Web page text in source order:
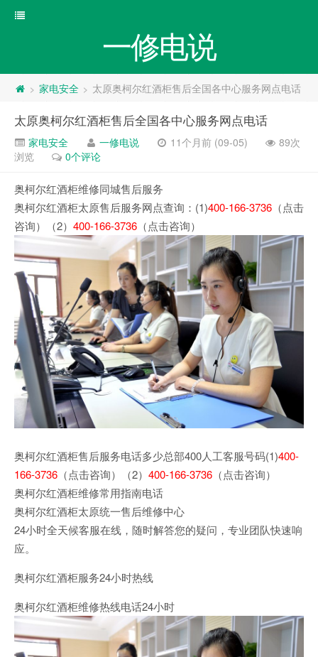
一修电说
> 家电安全 > 太原奥柯尔红酒柜售后全国各中心服务网点电话
太原奥柯尔红酒柜售后全国各中心服务网点电话
家电安全 一修电说 11个月前 (09-05)
89次
浏览
0个评论
奥柯尔红酒柜维修同城售后服务
奥柯尔红酒柜太原售后服务网点查询：(1)400-166-3736 （点击
咨询）（2） 400-166-3736 （点击咨询）
奥柯尔红酒柜售后服务电话多少总部400人工客服号码(1)400-
166-3736 （点击咨询）（2） 400-166-3736 （点击咨询）
奥柯尔红酒柜维修常用指南电话
奥柯尔红酒柜太原统一售后维修中心
24小时全天候客服在线，随时解答您的疑问，专业团队快速响
应。
奥柯尔红酒柜服务24小时热线
奥柯尔红酒柜维修热线电话24小时